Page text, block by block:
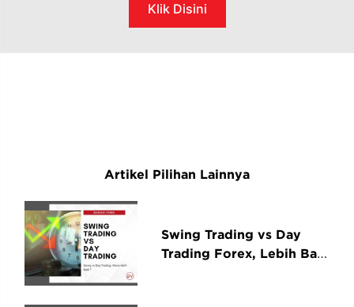
Klik Disini
Artikel Pilihan Lainnya
Swing Trading vs Day
Trading Forex, Lebih Baik